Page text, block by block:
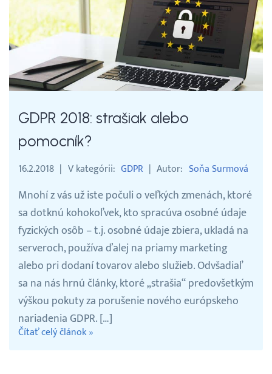
Prihlásenie
GDPR 2018: strašiak alebo
pomocník?
16.2.2018 V kategórii GDPR Autor Soňa Surmová
Mnohí z vás už iste počuli o veľkých zmenách, ktoré
sa dotknú kohokoľvek, kto spracúva osobné údaje
fyzických osôb – t.j. osobné údaje zbiera, ukladá na
serveroch, používa ďalej na priamy marketing
alebo pri dodaní tovarov alebo služieb. Odvšadiaľ
sa na nás hrnú články, ktoré „strašia“ predovšetkým
výškou pokuty za porušenie nového európskeho
nariadenia GDPR. […]
Čítať celý článok »